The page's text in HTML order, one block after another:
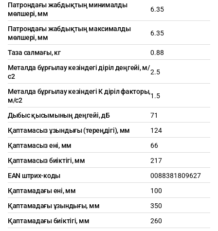
Патрондағы жабдықтың минималды
мөлшері, мм
6.35
Патрондағы жабдықтың максималды
мөлшері, мм
6.35
Таза салмағы, кг
0.88
Металда бұрғылау кезіндегі діріл деңгейі, м/
с2
2.5
Металда бұрғылау кезіндегі К діріл факторы,
м/с2
1.5
Дыбыс қысымының деңгейі, дБ
71
Қаптамасыз ұзындығы (тереңдігі), мм
124
Қаптамасыз ені, мм
66
Қаптамасыз биіктігі, мм
217
EAN штрих-коды
0088381809627
Қаптамадағы ені, мм
100
Қаптамадағы ұзындығы, мм
350
Қаптамадағы биіктігі, мм
260